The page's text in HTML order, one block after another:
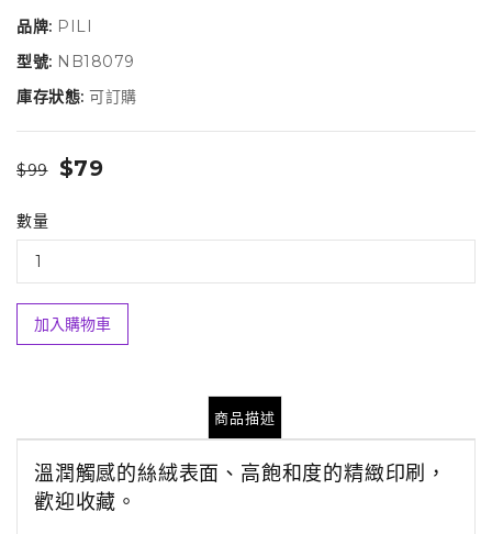
品牌: PILI
型號: NB18079
庫存狀態: 可訂購
$99 $79
數量
加入購物車
商品描述
溫潤觸感的絲絨表面、高飽和度的精緻印刷，
歡迎收藏。